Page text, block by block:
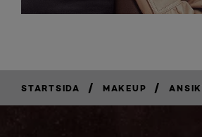
STARTSIDA / MAKEUP /